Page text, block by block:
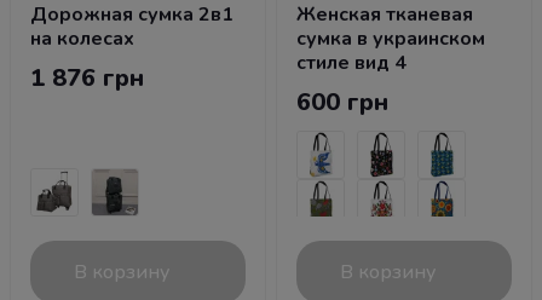
Дорожная сумка 2в1
на колесах
1 876 грн
В корзину
Женская тканевая
сумка в украинском
стиле вид 4
600 грн
В корзину